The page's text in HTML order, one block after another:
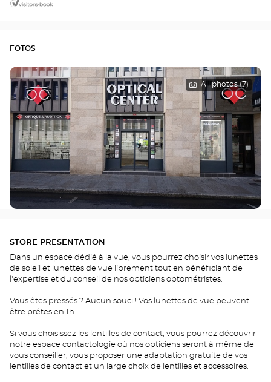
FOTOS
All photos (7)
STORE PRESENTATION
Dans un espace dédié à la vue, vous pourrez choisir vos lunettes
de soleil et lunettes de vue librement tout en bénéficiant de
l'expertise et du conseil de nos opticiens optométristes.
Vous êtes pressés ? Aucun souci ! Vos lunettes de vue peuvent
être prêtes en 1h.
Si vous choisissez les lentilles de contact, vous pourrez découvrir
notre espace contactologie où nos opticiens seront à même de
vous conseiller, vous proposer une adaptation gratuite de vos
lentilles de contact et un large choix de lentilles et accessoires.